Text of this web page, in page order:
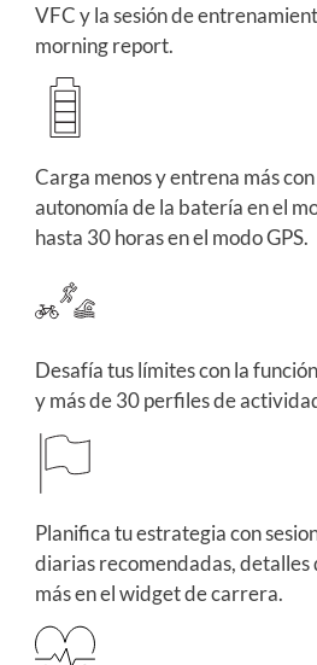
VFC y la sesión de
morning report.
Carga menos y entrena más
autonomía de la batería en el
hasta 30 horas en el modo GPS.
Desafía tus límites con la
y más de 30 perfiles de
Planifica tu estrategia con
diarias recomendadas,
más en el widget de carrera.